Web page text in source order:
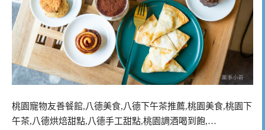
桃園寵物友善餐館,八德美食,八德下午茶推薦,桃園美食,桃園下
午茶,八德烘焙甜點,八德手工甜點,桃園調酒喝到飽,…